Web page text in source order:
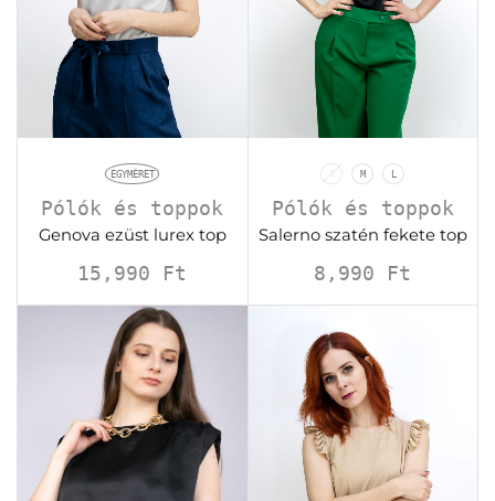
EGYMÉRET
Pólók és toppok
Genova ezüst lurex top
15,990 Ft
M L
Pólók és toppok
Salerno szatén fekete top
8,990 Ft